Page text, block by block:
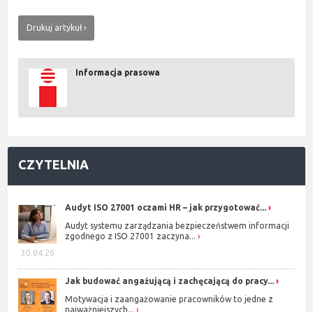
Drukuj artykuł
Informacja prasowa
CZYTELNIA
30.04.26
Audyt ISO 27001 oczami HR – jak przygotować...
Audyt systemu zarządzania bezpieczeństwem informacji
zgodnego z ISO 27001 zaczyna...
Jak budować angażującą i zachęcającą do pracy...
Motywacja i zaangażowanie pracowników to jedne z
najważniejszych...